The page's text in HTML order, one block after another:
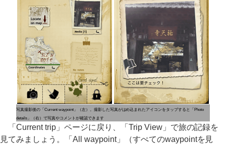
写真撮影後の「Current waypoint」（左）。撮影した写真がはめ込まれたアイコンをタップすると「Photo
details」（右）で写真やコメントが確認できます
「Current trip」ページに戻り、「Trip View」で旅の記録を
見てみましょう。「All waypoint」（すぺてのwaypointを見